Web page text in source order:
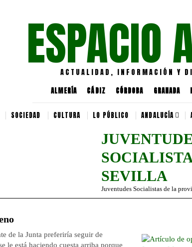
ESPACIO
ACTUALIDAD, INFORMACIÓN Y
ALMERÍA CÁDIZ CÓRDOBA GRANADA
SOCIEDAD CULTURA LO PÚBLICO ANDALUCÍA
SEVILLA
Juventudes Socialistas de la
de la Junta preferiría seguir de
le está haciendo cuesta arriba porque